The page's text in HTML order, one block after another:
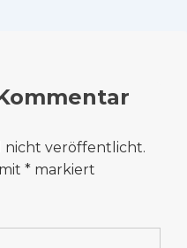
nicht veröffentlicht.
* markiert